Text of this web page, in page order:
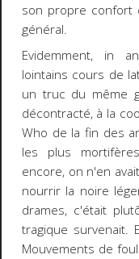
son propre confort
général.
Evidemment, in
lointains cours de
un truc du même
décontracté, à la
Who de la fin des
les plus
encore, on n'en
nourrir la noire
drames, c'était
tragique survenait.
Mouvements de